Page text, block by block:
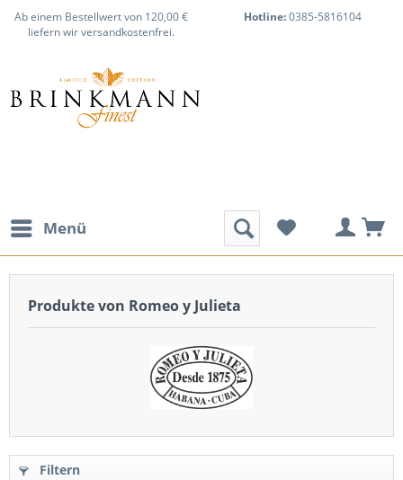
Ab einem Bestellwert von 120,00 €
liefern wir versandkostenfrei.
Hotline:0385-5816104
Menü
Produkte von Romeo y Julieta
Filtern